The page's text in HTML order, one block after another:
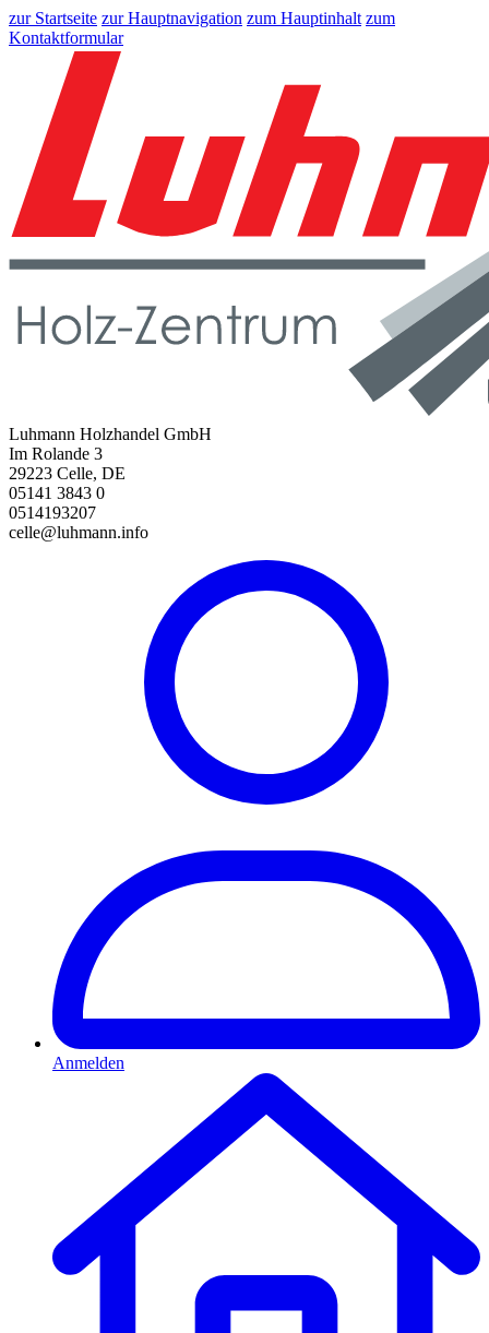
zur Startseite zur Hauptnavigation zum Hauptinhalt zum
Kontaktformular
Luhmann Holzhandel GmbH
Im Rolande 3
29223 Celle, DE
05141 3843 0
0514193207
celle@luhmann.info
Anmelden